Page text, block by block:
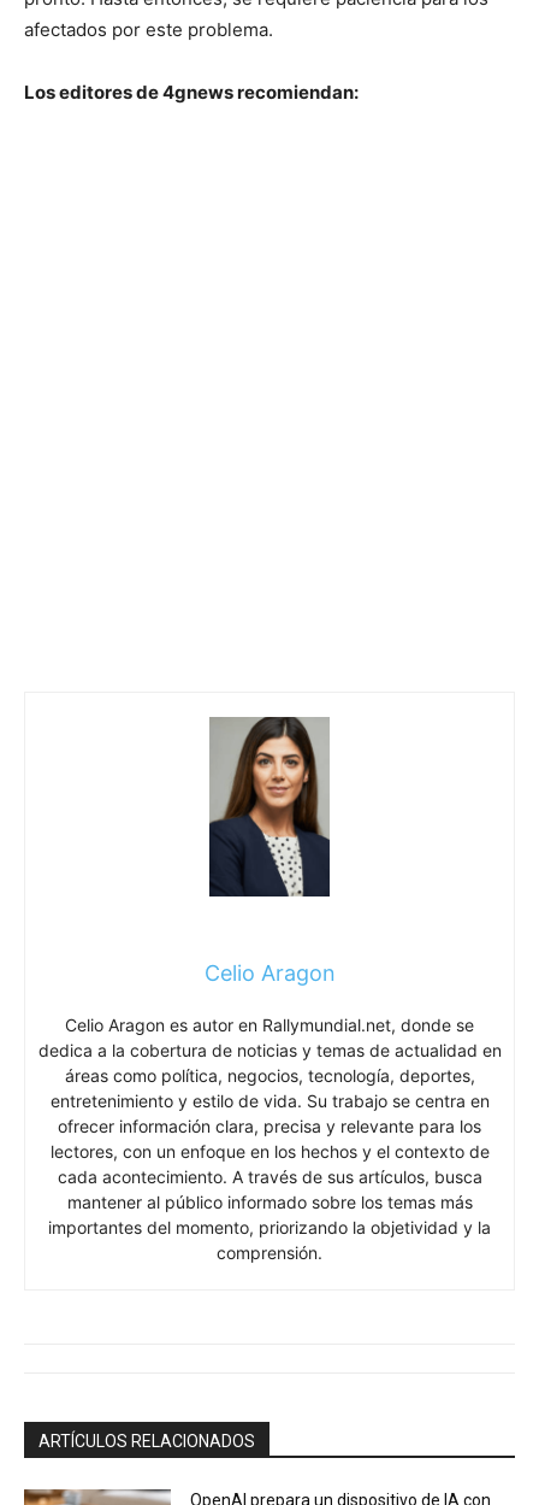
afectados por este problema.
Los editores de 4gnews recomiendan:
Celio Aragon
Celio Aragon es autor en Rallymundial.net, donde se
dedica a la cobertura de noticias y temas de actualidad en
áreas como política, negocios, tecnología, deportes,
entretenimiento y estilo de vida. Su trabajo se centra en
ofrecer información clara, precisa y relevante para los
lectores, con un enfoque en los hechos y el contexto de
cada acontecimiento. A través de sus artículos, busca
mantener al público informado sobre los temas más
importantes del momento, priorizando la objetividad y la
comprensión.
ARTÍCULOS RELACIONADOS
OpenAI prepara un dispositivo de IA con